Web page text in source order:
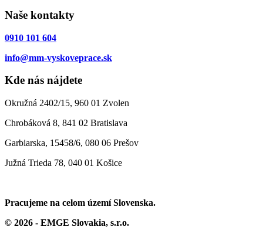
Naše kontakty
0910 101 604
info@mm-vyskoveprace.sk
Kde nás nájdete
Okružná 2402/15, 960 01 Zvolen
Chrobáková 8, 841 02 Bratislava
Garbiarska, 15458/6, 080 06 Prešov
Južná Trieda 78, 040 01 Košice
Pracujeme na celom území Slovenska.
© 2026 - EMGE Slovakia, s.r.o.